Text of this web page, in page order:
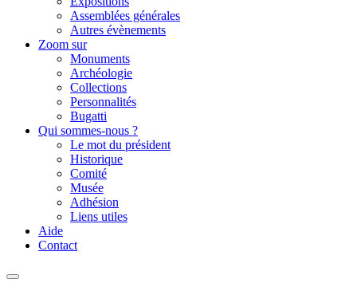
Assemblées générales
Autres évènements
Zoom sur
Monuments
Archéologie
Collections
Personnalités
Bugatti
Qui sommes-nous ?
Le mot du président
Historique
Comité
Musée
Adhésion
Liens utiles
Aide
Contact